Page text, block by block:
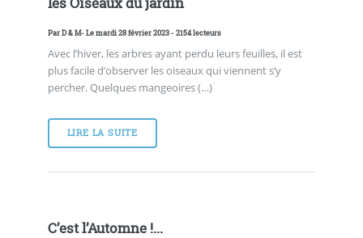
ParD & M- Le mardi 28 février 2023 - 2154 lecteurs
Avec l’hiver, les arbres ayant perdu leurs feuilles, il est
plus facile d’observer les oiseaux qui viennent s’y
percher. Quelques mangeoires (…)
LIRE LA SUITE
C’est l’Automne !...